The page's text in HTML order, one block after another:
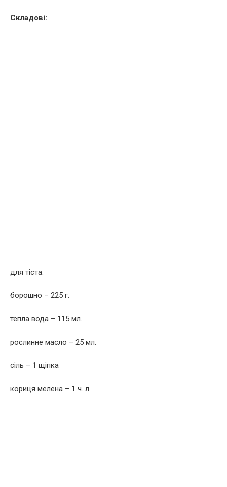
Складові:
для тіста:
борошно – 225 г.
тепла вода – 115 мл.
рослинне масло – 25 мл.
сіль – 1 щіпка
кориця мелена – 1 ч. л.